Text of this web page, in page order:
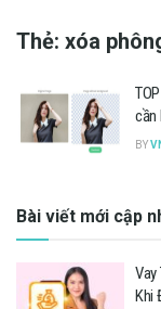
Thẻ: xóa
cần
BY
Bài viết mới cập
Vay
Khi